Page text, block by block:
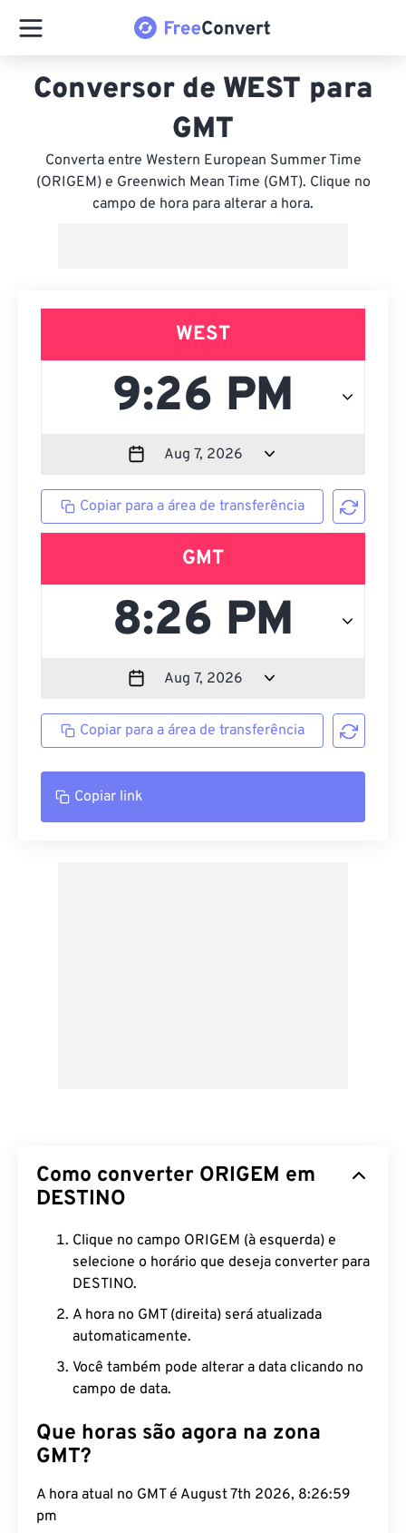
Conversor de WEST para
GMT
Converta entre Western European Summer Time
(ORIGEM) e Greenwich Mean Time (GMT). Clique no
campo de hora para alterar a hora.
WEST
Copiar para a área de transferência
GMT
Copiar para a área de transferência
Copiar link
Como converter ORIGEM em
DESTINO
Clique no campo ORIGEM (à esquerda) e
selecione o horário que deseja converter para
DESTINO.
A hora no GMT (direita) será atualizada
automaticamente.
Você também pode alterar a data clicando no
campo de data.
Que horas são agora na zona
GMT?
A hora atual no GMT é August 7th 2026, 8:27:00
pm